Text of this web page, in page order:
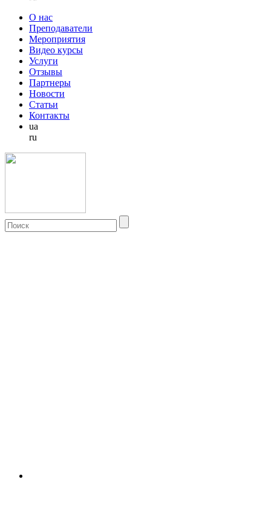
О нас
Преподаватели
Мероприятия
Видео курсы
Услуги
Отзывы
Партнеры
Новости
Статьи
Контакты
ua
ru